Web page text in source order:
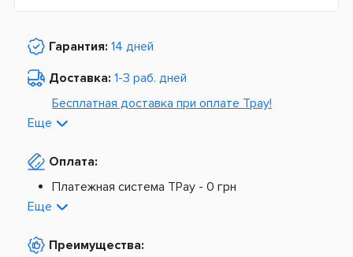
Гарантия: 14 дней
Доставка: 1-3 раб. дней
Бесплатная доставка при оплате Tpay!
Из Европы от
Платная доставка по Украине:
По тарифам Укрпочты
Еще
Оплата:
Платежная система TPay - 0 грн
На расчетный счет -
Еще
Преимущества: